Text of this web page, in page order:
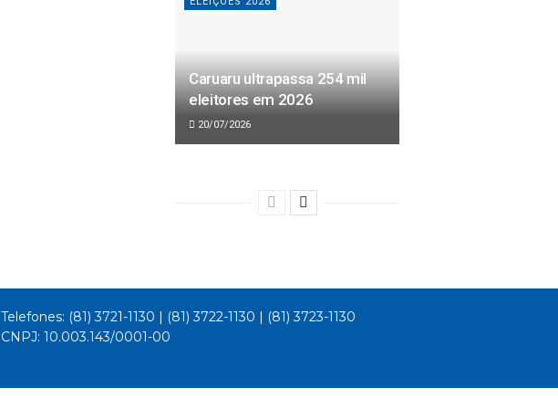
Caruaru ultrapassa 254 mil
eleitores em 2026
20/07/2026
Telefones: (81) 3721-1130 | (81) 3722-1130 | (81) 3723-1130
CNPJ: 10.003.143/0001-00